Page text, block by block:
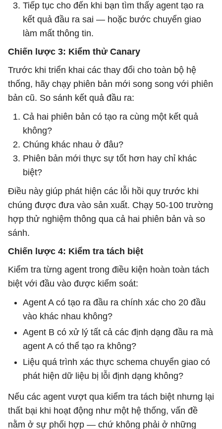
Tiếp tục cho đến khi bạn tìm thấy agent tạo ra
kết quả đầu ra sai — hoặc bước chuyển giao
làm mất thông tin.
Chiến lược 3: Kiểm thử Canary
Trước khi triển khai các thay đổi cho toàn bộ hệ
thống, hãy chạy phiên bản mới song song với phiên
bản cũ. So sánh kết quả đầu ra:
Cả hai phiên bản có tạo ra cùng một kết quả
không?
Chúng khác nhau ở đâu?
Phiên bản mới thực sự tốt hơn hay chỉ khác
biệt?
Điều này giúp phát hiện các lỗi hồi quy trước khi
chúng được đưa vào sản xuất. Chạy 50-100 trường
hợp thử nghiệm thông qua cả hai phiên bản và so
sánh.
Chiến lược 4: Kiểm tra tách biệt
Kiểm tra từng agent trong điều kiện hoàn toàn tách
biệt với đầu vào được kiểm soát:
Agent A có tạo ra đầu ra chính xác cho 20 đầu
vào khác nhau không?
Agent B có xử lý tất cả các định dạng đầu ra mà
agent A có thể tạo ra không?
Liệu quá trình xác thực schema chuyển giao có
phát hiện dữ liệu bị lỗi định dạng không?
Nếu các agent vượt qua kiểm tra tách biệt nhưng lại
thất bại khi hoạt động như một hệ thống, vấn đề
nằm ở sự phối hợp — chứ không phải ở những